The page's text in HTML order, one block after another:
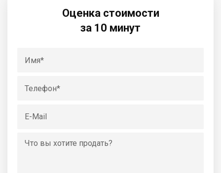
Оценка стоимости
за 10 минут